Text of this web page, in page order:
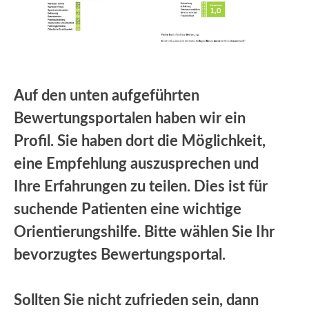
Auf den unten aufgeführten
Bewertungsportalen haben wir ein
Profil. Sie haben dort die Möglichkeit,
eine Empfehlung auszusprechen und
Ihre Erfahrungen zu teilen. Dies ist für
suchende Patienten eine wichtige
Orientierungshilfe. Bitte wählen Sie Ihr
bevorzugtes Bewertungsportal.
Sollten Sie nicht zufrieden sein, dann